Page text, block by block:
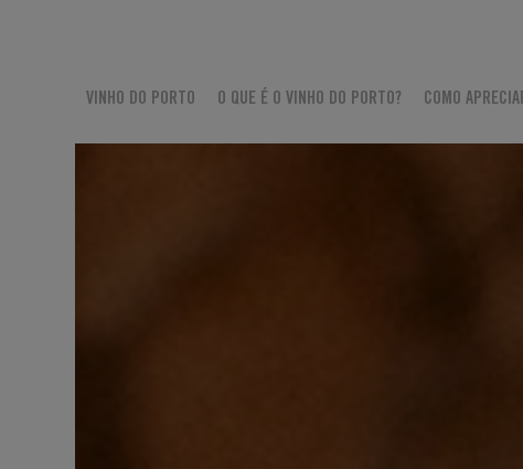
VINHO DO PORTO O QUE É O VINHO DO PORTO? COMO